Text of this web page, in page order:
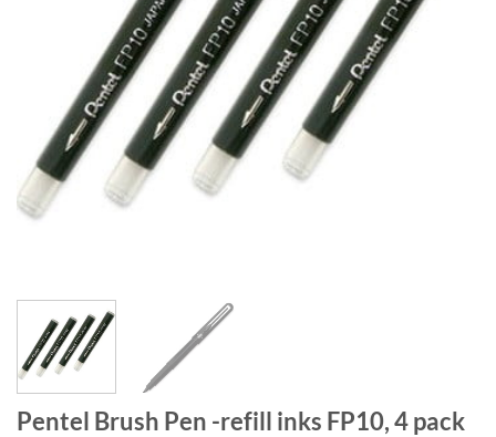
Pentel Brush Pen -refill inks FP10, 4 pack